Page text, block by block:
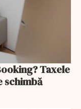
Taxele
schimbă